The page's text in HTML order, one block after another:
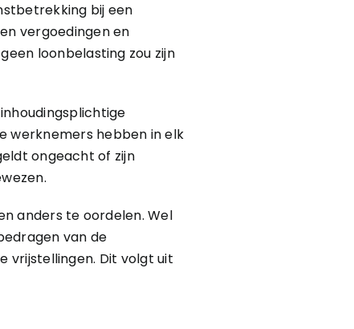
bij een
vergoedingen en
loonbelasting zou zijn
werknemers hebben in elk
ongeacht of zijn
anders te oordelen. Wel
van de
vrijstellingen. Dit volgt uit